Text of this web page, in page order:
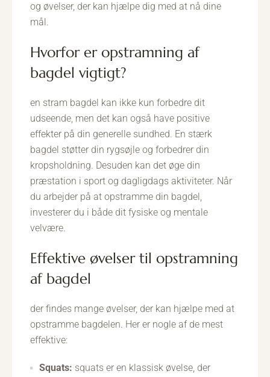
og øvelser, der kan hjælpe dig med at nå dine
mål.
hvorfor er opstramning af
bagdel vigtigt?
en stram bagdel kan ikke kun forbedre dit
udseende, men det kan også have positive
effekter på din generelle sundhed. En stærk
bagdel støtter din rygsøjle og forbedrer din
kropsholdning. Desuden kan det øge din
præstation i sport og dagligdags aktiviteter. Når
du arbejder på at opstramme din bagdel,
investerer du i både dit fysiske og mentale
velvære.
effektive øvelser til opstramning
af bagdel
der findes mange øvelser, der kan hjælpe med at
opstramme bagdelen. Her er nogle af de mest
effektive:
Squats: squats er en klassisk øvelse, der